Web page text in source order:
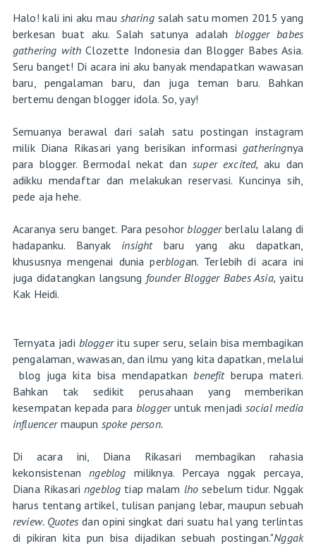
Halo! kali ini aku mau sharing salah satu momen 2015 yang
berkesan buat aku. Salah satunya adalahblogger babes
gathering withClozette Indonesia dan Blogger Babes Asia.
Seru banget! Di acara ini aku banyak mendapatkan wawasan
baru, pengalaman baru, dan juga teman baru. Bahkan
bertemu dengan blogger idola. So, yay!
Semuanya berawal dari salah satu postingan instagram
milik Diana Rikasari yang berisikan informasigatheringnya
para blogger. Bermodal nekat dansuper excited, aku dan
adikku mendaftar dan melakukan reservasi. Kuncinya sih,
pede aja hehe.
Acaranya seru banget. Para pesohorblogger berlalu lalang di
hadapanku. Banyak insight baru yang aku dapatkan,
khususnya mengenai dunia perblogan. Terlebih di acara ini
juga didatangkan langsung founder Blogger Babes Asia, yaitu
Kak Heidi.
Ternyata jadi blogger itu super seru, selain bisa membagikan
pengalaman, wawasan, dan ilmu yang kita dapatkan, melalui
blog juga kita bisa mendapatkanbenefitberupa materi.
Bahkan tak sedikit perusahaan yang memberikan
kesempatan kepada para blogger untuk menjadi social media
influencer maupun spoke person.
Di acara ini, Diana Rikasari membagikan rahasia
kekonsistenanngeblog miliknya. Percaya nggak percaya,
Diana Rikasaringeblog tiap malam lhosebelum tidur. Nggak
harus tentang artikel, tulisan panjang lebar, maupun sebuah
review. Quotesdan opini singkat dari suatu hal yang terlintas
di pikiran kita pun bisa dijadikan sebuah postingan."Nggak